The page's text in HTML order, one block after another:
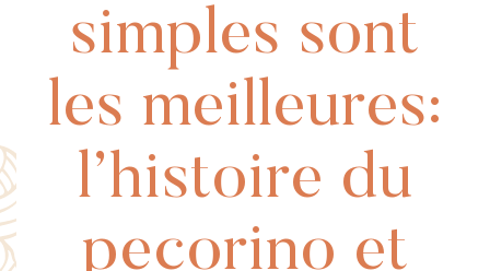
simples sont
les meilleures:
l’histoire du
pecorino et